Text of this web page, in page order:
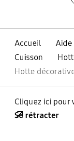
Accueil
Cuisson
Hotte
Cliquez ici pour
Se rétracter